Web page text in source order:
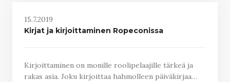
15.7.2019
Kirjat ja kirjoittaminen Ropeconissa
Kirjoittaminen on monille roolipelaajille tärkeä ja
rakas asia. Joku kirjoittaa hahmolleen päiväkirjaa…